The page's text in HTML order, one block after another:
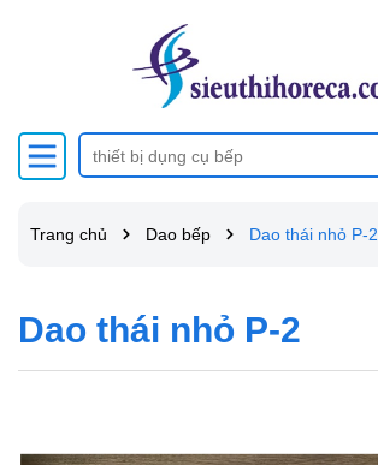
Trang chủ Dao bếp Dao thái nhỏ P-2
Dao thái nhỏ P-2